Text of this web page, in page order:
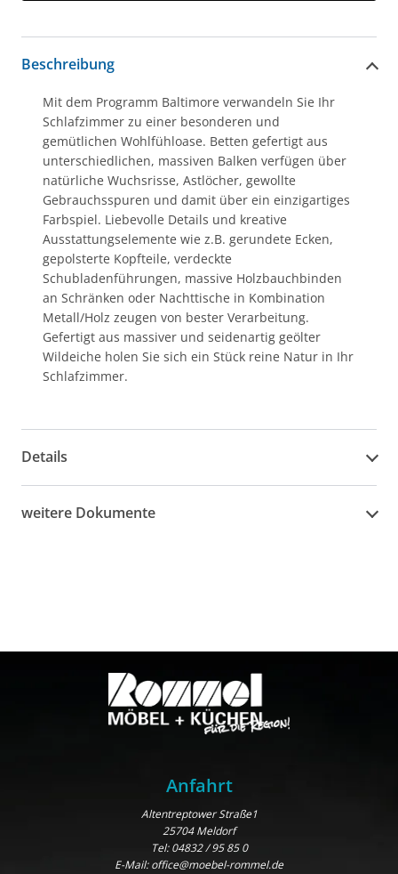
Beschreibung
Mit dem Programm Baltimore verwandeln Sie Ihr
Schlafzimmer zu einer besonderen und
gemütlichen Wohlfühloase. Betten gefertigt aus
unterschiedlichen, massiven Balken verfügen über
natürliche Wuchsrisse, Astlöcher, gewollte
Gebrauchsspuren und damit über ein einzigartiges
Farbspiel. Liebevolle Details und kreative
Ausstattungselemente wie z.B. gerundete Ecken,
gepolsterte Kopfteile, verdeckte
Schubladenführungen, massive Holzbauchbinden
an Schränken oder Nachttische in Kombination
Metall/Holz zeugen von bester Verarbeitung.
Gefertigt aus massiver und seidenartig geölter
Wildeiche holen Sie sich ein Stück reine Natur in Ihr
Schlafzimmer.
Details
weitere Dokumente
Anfahrt
Altentreptower Straße1
25704 Meldorf
Tel:04832 / 95 85 0
E-Mail:office@moebel-rommel.de